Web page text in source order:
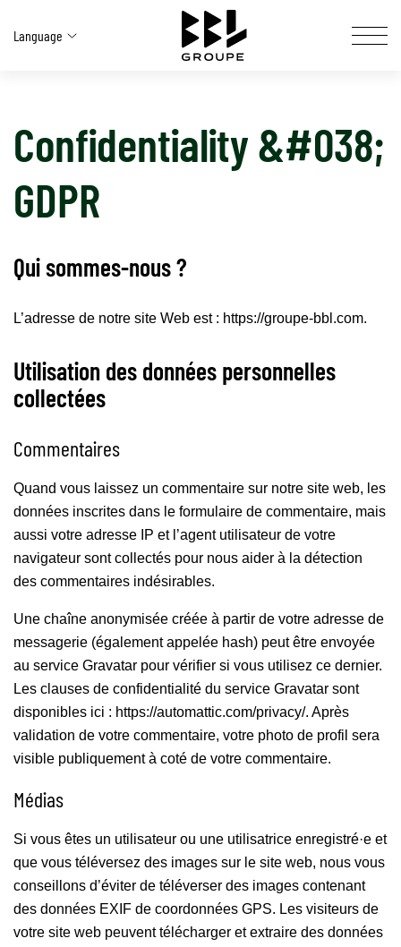
Language
FAALİYETLERİMİZ
ÇÖZÜMLERIMIZ
BBL AT A GLANCE
CAREERS SITE
CONTACT US
Confidentiality &#038;
GDPR
Qui sommes-nous ?
L’adresse de notre site Web est : https://groupe-bbl.com.
Utilisation des données personnelles
collectées
Commentaires
Quand vous laissez un commentaire sur notre site web, les
données inscrites dans le formulaire de commentaire, mais
aussi votre adresse IP et l’agent utilisateur de votre
navigateur sont collectés pour nous aider à la détection
des commentaires indésirables.
Une chaîne anonymisée créée à partir de votre adresse de
messagerie (également appelée hash) peut être envoyée
au service Gravatar pour vérifier si vous utilisez ce dernier.
Les clauses de confidentialité du service Gravatar sont
disponibles ici : https://automattic.com/privacy/. Après
validation de votre commentaire, votre photo de profil sera
visible publiquement à coté de votre commentaire.
Médias
Si vous êtes un utilisateur ou une utilisatrice enregistré·e et
que vous téléversez des images sur le site web, nous vous
conseillons d’éviter de téléverser des images contenant
des données EXIF de coordonnées GPS. Les visiteurs de
votre site web peuvent télécharger et extraire des données